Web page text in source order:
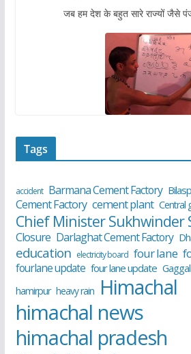
जब हम देश के बहुत सारे राज्यों जैसे
Tags
accident Barmana Cement Factory
Cement Factory cement plant Central
Chief Minister Sukhwinder
Closure Darlaghat Cement Factory
education electricity board four lane
fourlane update four lane update
hamirpur heavy rain Himachal
himachal news
himachal pradesh